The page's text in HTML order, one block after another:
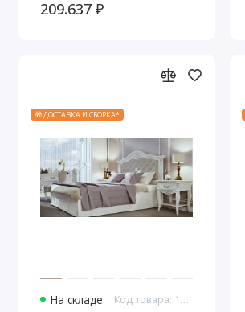
WOOD, Черный/Ясень
209.637 ₽
🎁 ДОСТАВКА И СБОРКА*
На складе Код товара: 11038